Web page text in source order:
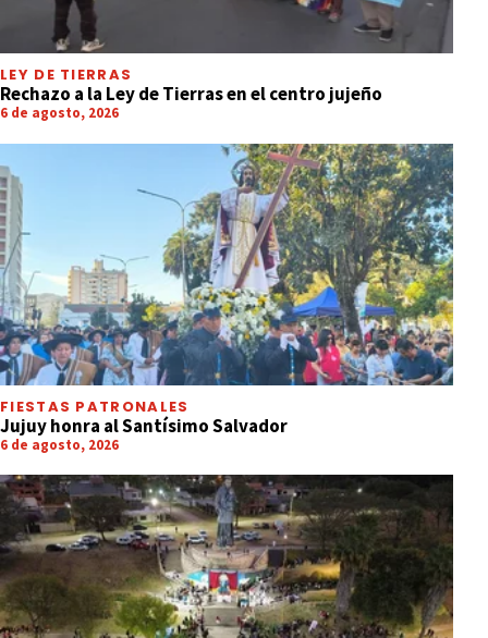
LEY DE TIERRAS
Rechazo a la Ley de Tierras en el centro jujeño
6 de agosto, 2026
FIESTAS PATRONALES
Jujuy honra al Santísimo Salvador
6 de agosto, 2026